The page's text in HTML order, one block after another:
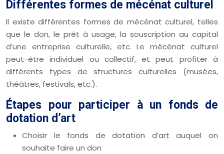
Différentes formes de mécénat culturel
Il existe différentes formes de mécénat culturel, telles
que le don, le prêt à usage, la souscription au capital
d’une entreprise culturelle, etc. Le mécénat culturel
peut-être individuel ou collectif, et peut profiter à
différents types de structures culturelles (musées,
théâtres, festivals, etc.).
Étapes pour participer à un fonds de
dotation d’art
Choisir le fonds de dotation d’art auquel on
souhaite faire un don